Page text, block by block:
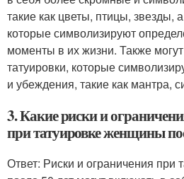
такие как цветы, птицы, звезды,
которые символизируют
моменты в их жизни. Также
татуировки, которые
и убеждения, такие как мантра,
3. Какие риски и
при татуировке женщины
Ответ: Риски и ограничения при